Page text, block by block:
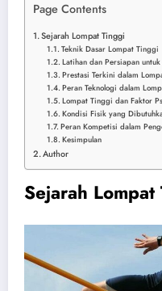
Page Contents
Sejarah Lompat Tinggi
Teknik Dasar Lompat Tinggi
Latihan dan Persiapan
Prestasi Terkini dalam
Peran Teknologi dalam
Lompat Tinggi dan Faktor
Kondisi Fisik yang
Peran Kompetisi dalam
Kesimpulan
Author
Sejarah